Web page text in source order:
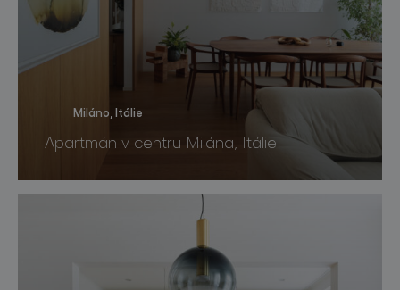
Miláno, Itálie
Apartmán v centru Milána, Itálie